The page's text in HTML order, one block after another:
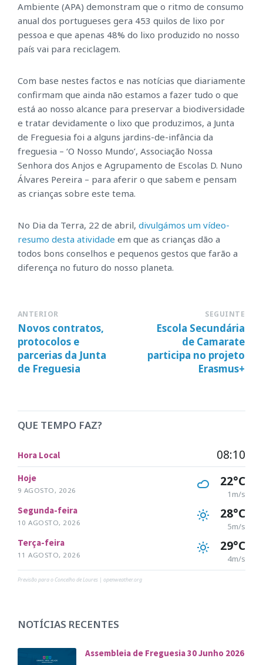
Ambiente (APA) demonstram que o ritmo de consumo
anual dos portugueses gera 453 quilos de lixo por
pessoa e que apenas 48% do lixo produzido no nosso
país vai para reciclagem.
Com base nestes factos e nas notícias que diariamente
confirmam que ainda não estamos a fazer tudo o que
está ao nosso alcance para preservar a biodiversidade
e tratar devidamente o lixo que produzimos, a Junta
de Freguesia foi a alguns jardins-de-infância da
freguesia – ‘O Nosso Mundo’, Associação Nossa
Senhora dos Anjos e Agrupamento de Escolas D. Nuno
Álvares Pereira – para aferir o que sabem e pensam
as crianças sobre este tema.
No Dia da Terra, 22 de abril, divulgámos um vídeo-
resumo desta atividade em que as crianças dão a
todos bons conselhos e pequenos gestos que farão a
diferença no futuro do nosso planeta.
ANTERIOR
Novos contratos,
protocolos e
parcerias da Junta
de Freguesia
SEGUINTE
Escola Secundária
de Camarate
participa no projeto
Erasmus+
QUE TEMPO FAZ?
Hora Local 08:10
Hoje
9 AGOSTO, 2026
22°C
1m/s
Segunda-feira
10 AGOSTO, 2026
28°C
5m/s
Terça-feira
11 AGOSTO, 2026
29°C
4m/s
Previsão para o Concelho de Loures | openweather.org
NOTÍCIAS RECENTES
Assembleia de Freguesia 30 Junho 2026